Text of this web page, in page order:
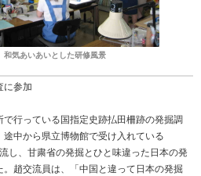
和気あいあいとした研修風景
に参加
行っている国指定史跡払田柵跡の発掘調
途中から県立博物館で受け入れている
し、甘粛省の発掘とひと味違った日本の発
。趙交流員は、「中国と違って日本の発掘